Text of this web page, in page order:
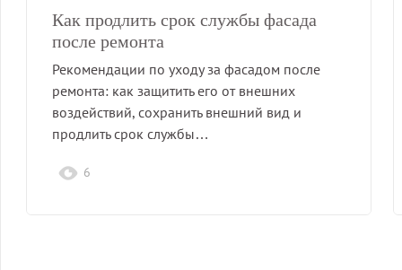
Как продлить срок службы фасада
после ремонта
Рекомендации по уходу за фасадом после
ремонта: как защитить его от внешних
воздействий, сохранить внешний вид и
продлить срок службы…
6